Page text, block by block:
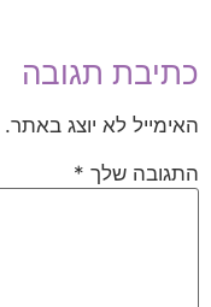
כתיבת תגובה
האימייל לא יוצג באתר.
התגובה שלך *